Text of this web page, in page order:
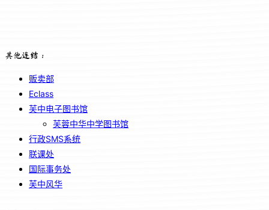
其他连结：
贩卖部
Eclass
芙中电子图书馆
芙蓉中华中学图书馆
行政SMS系统
联课处
国际事务处
芙中风华